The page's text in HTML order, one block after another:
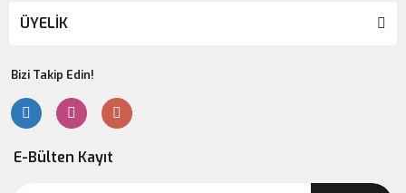
ÜYELİK
Bizi Takip Edin!
E-Bülten Kayıt